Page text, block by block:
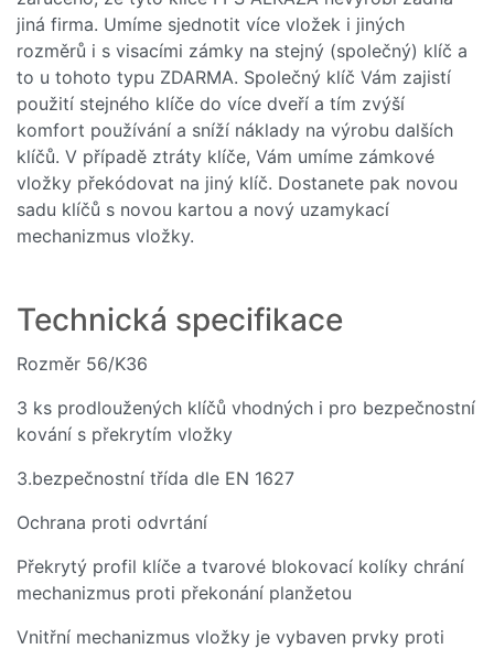
Kč
Do košíku
Skladem
jiná firma. Umíme sjednotit více vložek i jiných
rozměrů i s visacími zámky na stejný (společný) klíč a
to u tohoto typu ZDARMA. Společný klíč Vám zajistí
použití stejného klíče do více dveří a tím zvýší
komfort používání a sníží náklady na výrobu dalších
klíčů. V případě ztráty klíče, Vám umíme zámkové
vložky překódovat na jiný klíč. Dostanete pak novou
sadu klíčů s novou kartou a nový uzamykací
mechanizmus vložky.
Technická specifikace
Rozměr 56/K36
3 ks prodloužených klíčů vhodných i pro bezpečnostní
kování s překrytím vložky
3.bezpečnostní třída dle EN 1627
Ochrana proti odvrtání
Překrytý profil klíče a tvarové blokovací kolíky chrání
mechanizmus proti překonání planžetou
Vnitřní mechanizmus vložky je vybaven prvky proti